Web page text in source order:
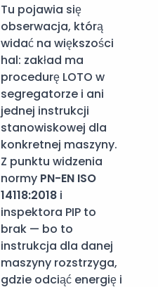
Tu pojawia się
obserwacja, którą
widać na większości
hal: zakład ma
procedurę LOTO w
segregatorze i ani
jednej instrukcji
stanowiskowej dla
konkretnej maszyny.
Z punktu widzenia
normy PN-EN ISO
14118:2018 i
inspektora PIP to
brak — bo to
instrukcja dla danej
maszyny rozstrzyga,
gdzie odciąć energię i